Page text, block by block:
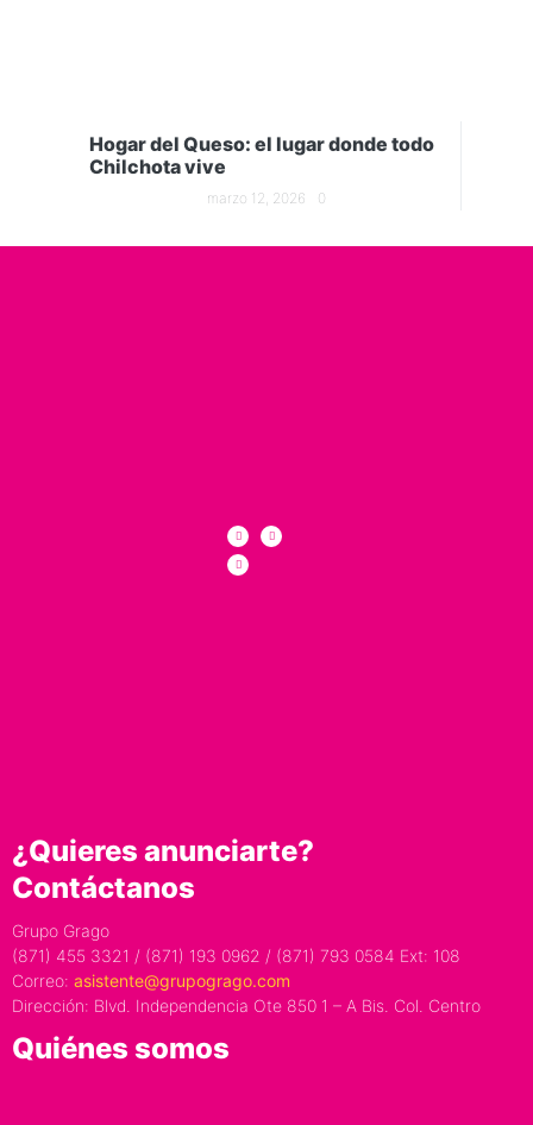
Hogar del Queso: el lugar donde todo
Chilchota vive
marzo 12, 2026 0
¿Quieres anunciarte?
Contáctanos
Grupo Grago
(871) 455 3321 / (871) 193 0962 / (871) 793 0584 Ext: 108
Correo: asistente@grupogrago.com
Dirección: Blvd. Independencia Ote 850 1 – A Bis. Col. Centro
Quiénes somos